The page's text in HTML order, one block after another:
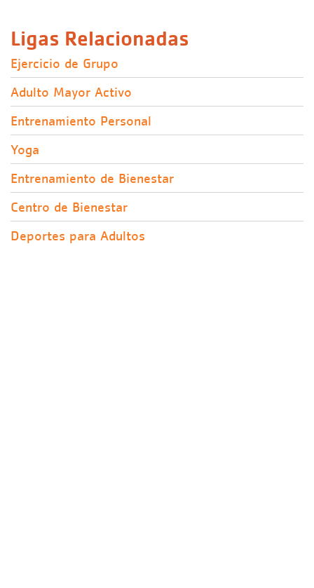
Ligas Relacionadas
Ejercicio de Grupo
Adulto Mayor Activo
Entrenamiento Personal
Yoga
Entrenamiento de Bienestar
Centro de Bienestar
Deportes para Adultos